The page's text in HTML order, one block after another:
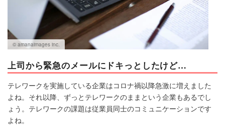
© amanaimages inc.
上司から緊急のメールにドキっとしたけど…
テレワークを実施している企業はコロナ禍以降急激に増えました
よね。それ以降、ずっとテレワークのままという企業もあるでし
ょう。テレワークの課題は従業員同士のコミュニケーションです
よね。